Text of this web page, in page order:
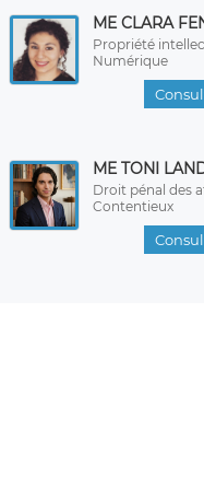
ME CLARA
Propriété
Numérique
ME TONI
Droit pénal des
Contentieux